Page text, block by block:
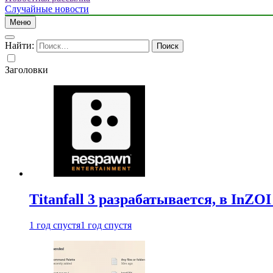
Случайные новости
Меню
Найти:
Заголовки
Titanfall 3 разрабатывается, в
1 год спустя1 год спустя